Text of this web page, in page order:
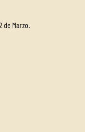
de Marzo.
final.